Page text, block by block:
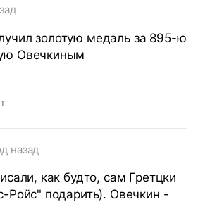
золотую медаль за 895-ю
Овечкиным
назад
как будто, сам Гретцки
Ройс" подарить). Овечкин -